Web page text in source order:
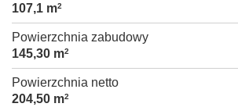
107,1 m2
Powierzchnia zabudowy
145,30 m2
Powierzchnia netto
204,50 m2